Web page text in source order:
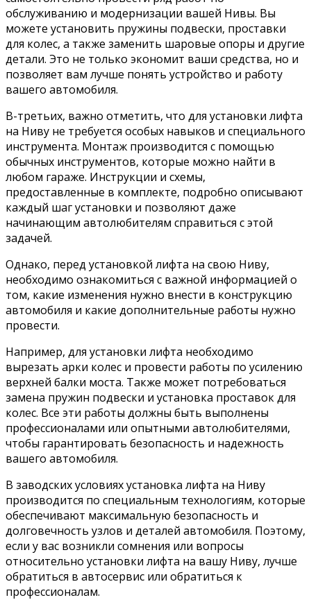
обслуживанию и модернизации вашей Нивы. Вы
можете установить пружины подвески, проставки
для колес, а также заменить шаровые опоры и другие
детали. Это не только экономит ваши средства, но и
позволяет вам лучше понять устройство и работу
вашего автомобиля.
В-третьих, важно отметить, что для установки лифта
на Ниву не требуется особых навыков и специального
инструмента. Монтаж производится с помощью
обычных инструментов, которые можно найти в
любом гараже. Инструкции и схемы,
предоставленные в комплекте, подробно описывают
каждый шаг установки и позволяют даже
начинающим автолюбителям справиться с этой
задачей.
Однако, перед установкой лифта на свою Ниву,
необходимо ознакомиться с важной информацией о
том, какие изменения нужно внести в конструкцию
автомобиля и какие дополнительные работы нужно
провести.
Например, для установки лифта необходимо
вырезать арки колес и провести работы по усилению
верхней балки моста. Также может потребоваться
замена пружин подвески и установка проставок для
колес. Все эти работы должны быть выполнены
профессионалами или опытными автолюбителями,
чтобы гарантировать безопасность и надежность
вашего автомобиля.
В заводских условиях установка лифта на Ниву
производится по специальным технологиям, которые
обеспечивают максимальную безопасность и
долговечность узлов и деталей автомобиля. Поэтому,
если у вас возникли сомнения или вопросы
относительно установки лифта на вашу Ниву, лучше
обратиться в автосервис или обратиться к
профессионалам.